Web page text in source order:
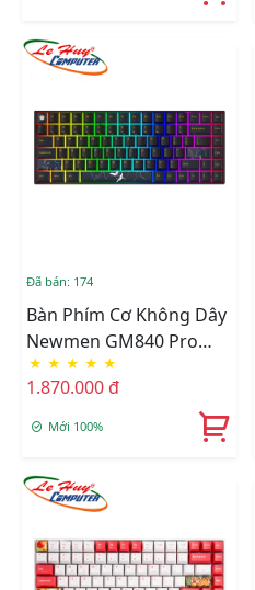
Đã bán: 174
Bàn Phím Cơ Không Dây
Newmen GM840 Pro
Hạc Trăng Mây Led RGB
Dual Mode (Red/White
Switch)
★ ★ ★ ★ ★
1.870.000 đ
Mới 100%